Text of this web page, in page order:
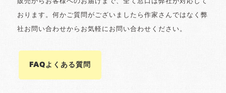
おります。何かご質問がございましたら作家さんではなく弊
社お問い合わせからお気軽にお問い合わせください。
FAQよくある質問